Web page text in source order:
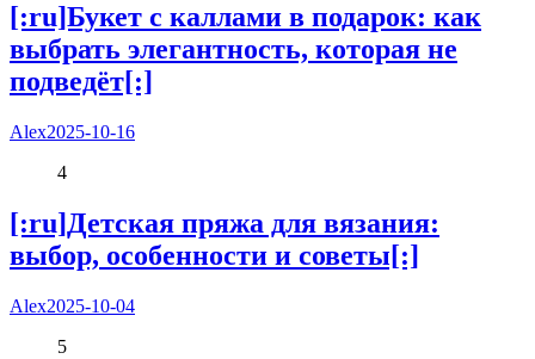
[:ru]Букет с каллами в подарок: как
выбрать элегантность, которая не
подведёт[:]
Alex2025-10-16
4
[:ru]Детская пряжа для вязания:
выбор, особенности и советы[:]
Alex2025-10-04
5